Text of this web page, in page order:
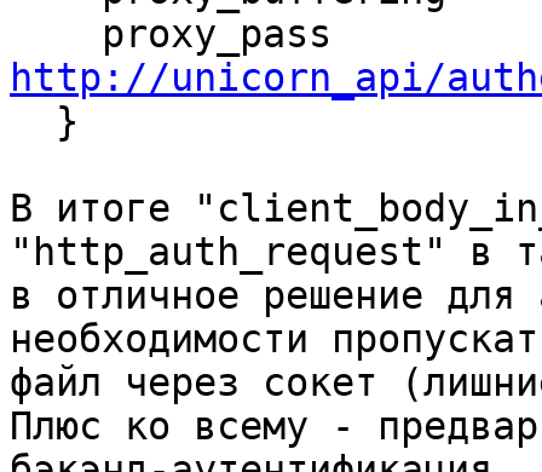
http://unicorn_api/
В итоге
"http_auth_request" в
в отличное решение для
необходимости
файл через сокет
Плюс ко всему -